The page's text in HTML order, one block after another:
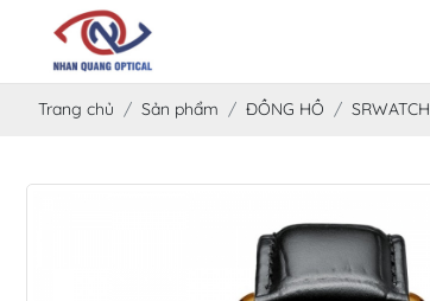
Trang chủ Sản phẩm ĐỒNG HỒ SRWATCH